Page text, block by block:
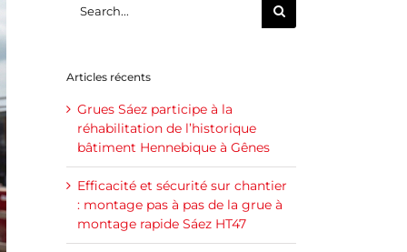
for:
Articles récents
Grues Sáez participe à la
réhabilitation de l’historique
bâtiment Hennebique à Gênes
Efficacité et sécurité sur chantier
: montage pas à pas de la grue à
montage rapide Sáez HT47